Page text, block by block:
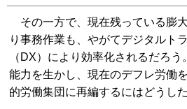
その一方で、現在残っている膨
り事務作業も、やがてデジタルト
（DX）により効率化されるだろ
能力を生かし、現在のデフレ労働
的労働集団に再編するにはどうし